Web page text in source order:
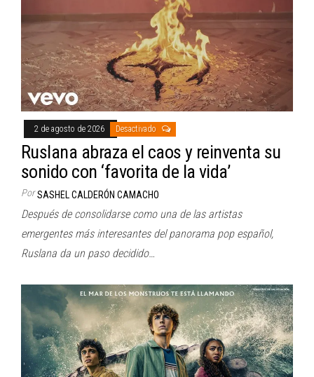
2 de agosto de 2026 Desactivado
Ruslana abraza el caos y reinventa su
sonido con ‘favorita de la vida’
Por SASHEL CALDERÓN CAMACHO
Después de consolidarse como una de las artistas
emergentes más interesantes del panorama pop español,
Ruslana da un paso decidido…